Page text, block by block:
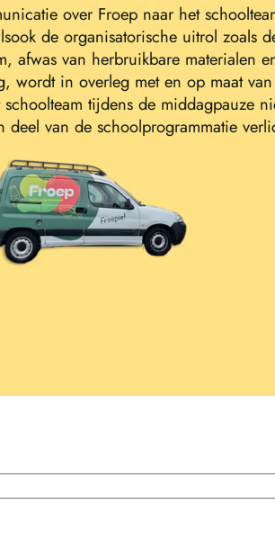
over Froep naar het
de organisatorische uitrol zoals
afwas van herbruikbare materialen
wordt in overleg met en op maat
tijdens de middagpauze
deel van de schoolprogrammatie